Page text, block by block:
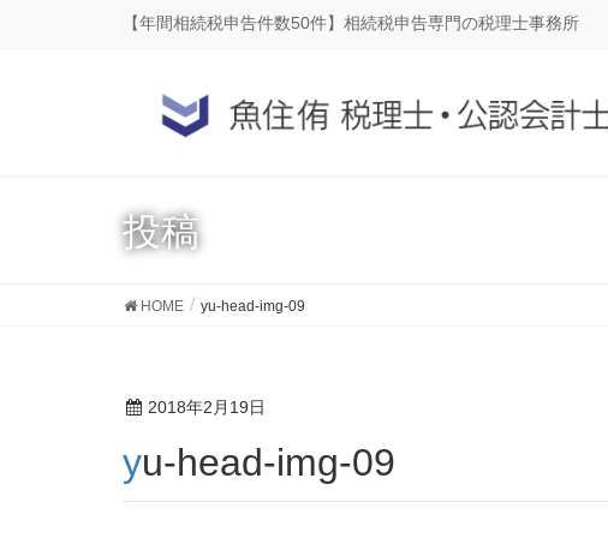
【年間相続税申告件数50件】相続税申告専門の税理士事務所
投稿
HOME yu-head-img-09
2018年2月19日
yu-head-img-09